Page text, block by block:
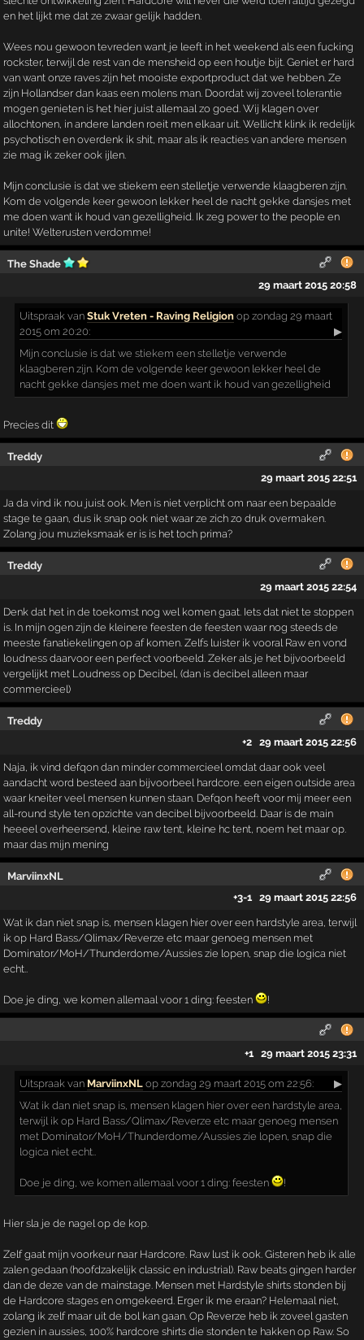
en het lijkt me dat ze zwaar gelijk hadden.
Wees nou gewoon tevreden want je leeft in het weekend als een fucking
rockster, terwijl de rest van de mensheid op een houtje bijt. Geniet er hard
van want onze raves zijn het mooiste exportproduct dat we hebben. Ze
zijn Hollandser dan kaas een molens man. Doordat wij zoveel tolerantie
mogen genieten is het hier juist allemaal zo goed. Wij klagen over
allochtonen, in andere landen roeit men elkaar uit. Wellicht klink ik redelijk
psychotisch en overdenk ik shit, maar als ik reacties van andere mensen
zie mag ik zeker ook ijlen.
Mijn conclusie is dat we stiekem een stelletje verwende klaagberen zijn.
Kom de volgende keer gewoon lekker heel de nacht gekke dansjes met
me doen want ik houd van gezelligheid. Ik zeg power to the people en
unite! Welterusten verdomme!
The Shade
29 maart 2015 20:58
Uitspraak vanStuk Vreten - Raving Religion op zondag 29 maart
2015 om 20:20:
▶
Mijn conclusie is dat we stiekem een stelletje verwende
klaagberen zijn. Kom de volgende keer gewoon lekker heel de
nacht gekke dansjes met me doen want ik houd van gezelligheid
Precies dit
Treddy
29 maart 2015 22:51
Ja da vind ik nou juist ook. Men is niet verplicht om naar een bepaalde
stage te gaan, dus ik snap ook niet waar ze zich zo druk overmaken.
Zolang jou muzieksmaak er is is het toch prima?
Treddy
29 maart 2015 22:54
Denk dat het in de toekomst nog wel komen gaat. Iets dat niet te stoppen
is. In mijn ogen zijn de kleinere feesten de feesten waar nog steeds de
meeste fanatiekelingen op af komen. Zelfs luister ik vooral Raw en vond
loudness daarvoor een perfect voorbeeld. Zeker als je het bijvoorbeeld
vergelijkt met Loudness op Decibel, (dan is decibel alleen maar
commercieel)
Treddy
+2
29 maart 2015 22:56
Naja, ik vind defqon dan minder commercieel omdat daar ook veel
aandacht word besteed aan bijvoorbeel hardcore. een eigen outside area
waar kneiter veel mensen kunnen staan. Defqon heeft voor mij meer een
all-round style ten opzichte van decibel bijvoorbeeld. Daar is de main
heeeel overheersend, kleine raw tent, kleine hc tent, noem het maar op.
maar das mijn mening
MarviinxNL
+3-1 29 maart 2015 22:56
Wat ik dan niet snap is, mensen klagen hier over een hardstyle area, terwijl
ik op Hard Bass/Qlimax/Reverze etc maar genoeg mensen met
Dominator/MoH/Thunderdome/Aussies zie lopen, snap die logica niet
echt..
Doe je ding, we komen allemaal voor 1 ding: feesten !
+1 29 maart 2015 23:31
Uitspraak van MarviinxNL op zondag 29 maart 2015 om 22:56:
▶
Wat ik dan niet snap is, mensen klagen hier over een hardstyle area,
terwijl ik op Hard Bass/Qlimax/Reverze etc maar genoeg mensen
met Dominator/MoH/Thunderdome/Aussies zie lopen, snap die
logica niet echt..
Doe je ding, we komen allemaal voor 1 ding: feesten !
Hier sla je de nagel op de kop.
Zelf gaat mijn voorkeur naar Hardcore. Raw lust ik ook. Gisteren heb ik alle
zalen gedaan (hoofdzakelijk classic en industrial). Raw beats gingen harder
dan de deze van de mainstage. Mensen met Hardstyle shirts stonden bij
de Hardcore stages en omgekeerd. Erger ik me eraan? Helemaal niet,
zolang ik zelf maar uit de bol kan gaan. Op Reverze heb ik zoveel gasten
gezien in aussies, 100% hardcore shirts die stonden te hakken op Raw. So